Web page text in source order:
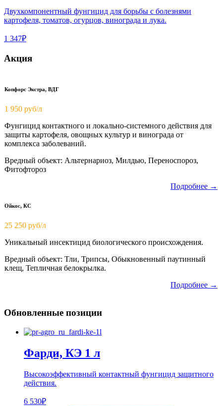
Двухкомпонентный фунгицид для борьбы с болезнями
картофеля, томатов, огурцов, винограда и лука.
1 347₽
Акция
Копфорс Экстра, ВДГ
1 950 руб/л
Фунгицид контактного и локально-системного действия для
защиты картофеля, овощных культур и винограда от
комплекса заболеваний.
Вредный объект: Альтернариоз, Милдью, Переноспороз,
Фитофтороз
Подробнее →
Ойкос, КС
25 250 руб/л
Уникальный инсектицид биологического происхождения.
Вредный объект: Тли, Трипсы, Обыкновенный паутинный
клещ, Тепличная белокрылка.
Подробнее →
Обновленные позиции
Фарди, КЭ 1 л
Высокоэффективный контактный фунгицид защитного
действия.
6 530₽